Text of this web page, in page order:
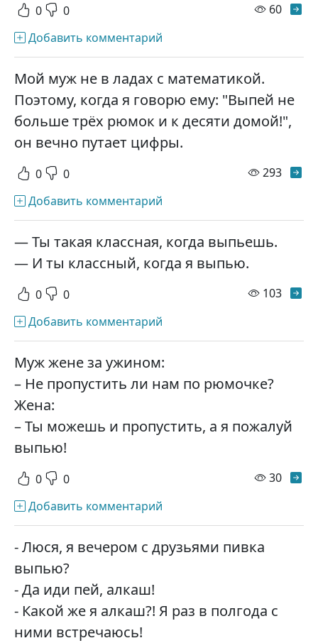
0 0 60
Добавить комментарий
Мой муж не в ладах с математикой.
Поэтому, когда я говорю ему: "Выпей не
больше трёх рюмок и к десяти домой!",
он вечно путает цифры.
0 0 293
Добавить комментарий
— Ты такая классная, когда выпьешь.
— И ты классный, когда я выпью.
0 0 103
Добавить комментарий
Муж жене за ужином:
– Не пропустить ли нам по рюмочке?
Жена:
– Ты можешь и пропустить, а я пожалуй
выпью!
0 0 30
Добавить комментарий
- Люся, я вечером с друзьями пивка
выпью?
- Да иди пей, алкаш!
- Какой же я алкаш?! Я раз в полгода с
ними встречаюсь!